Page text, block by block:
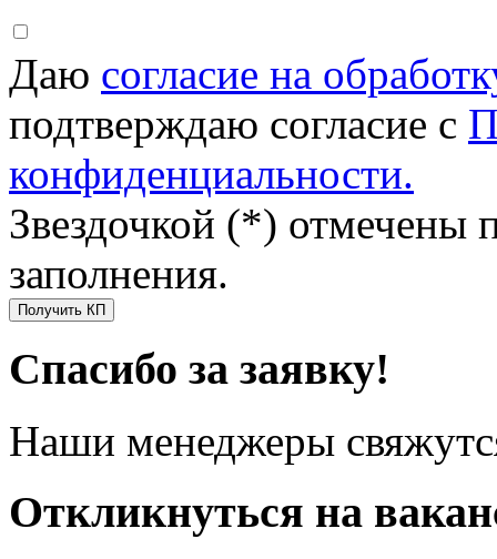
Даю согласие на
подтверждаю согласие с
конфиденциальности.
Звездочкой (*) отмечены
заполнения.
Получить КП
Спасибо за заявку!
Наши менеджеры
Откликнуться на